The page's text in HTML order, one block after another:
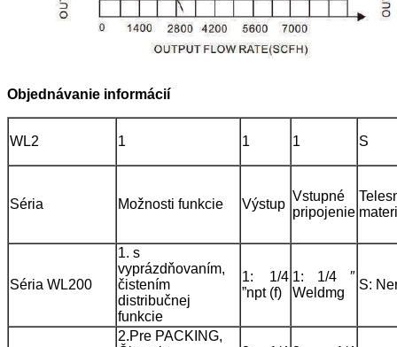
Objednávanie informácií
WL2 1 1 1 S
Séria Možnosti funkcie Výstup
Vstupné
pripojenie
Séria WL200
1. s
vyprázdňovaním,
čistením
distribučnej
funkcie
1: 1/4
”npt (f)
1: 1/4 ″
Weldmg
S:
2.Pre PACKING,